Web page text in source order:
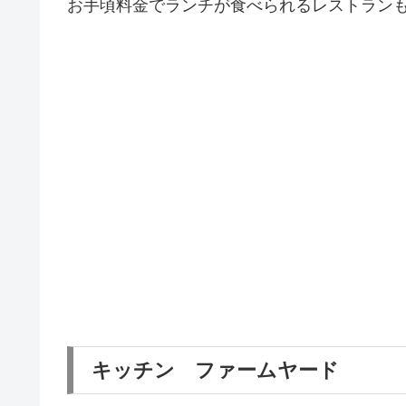
お手頃料金でランチが食べられるレストラン
キッチン ファームヤード